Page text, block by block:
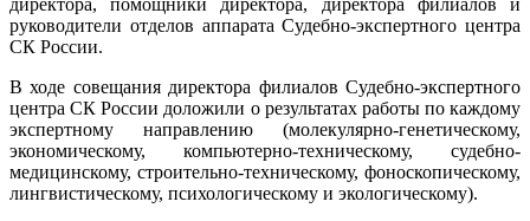
руководители отделов аппарата Судебно-экспертного центра
СК России.
В ходе совещания директора филиалов Судебно-экспертного
центра СК России доложили о результатах работы по каждому
экспертному направлению (молекулярно-генетическому,
экономическому, компьютерно-техническому, судебно-
медицинскому, строительно-техническому, фоноскопическому,
лингвистическому, психологическому и экологическому).